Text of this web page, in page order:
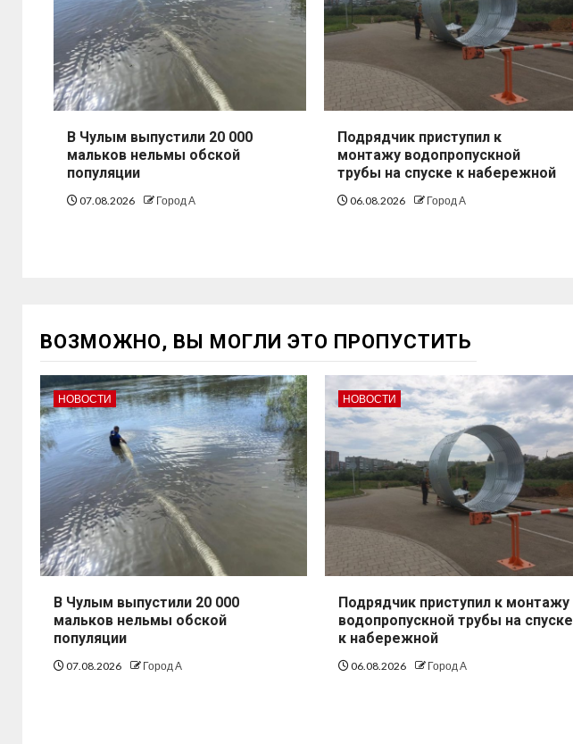
В Чулым выпустили 20 000
мальков нельмы обской
популяции
07.08.2026 Город А
Подрядчик приступил к
монтажу водопропускной
трубы на спуске к набережной
06.08.2026 Город А
ВОЗМОЖНО, ВЫ МОГЛИ ЭТО ПРОПУСТИТЬ
НОВОСТИ
В Чулым выпустили 20 000
мальков нельмы обской
популяции
07.08.2026 Город А
НОВОСТИ
Подрядчик приступил к монтажу
водопропускной трубы на спуске
к набережной
06.08.2026 Город А